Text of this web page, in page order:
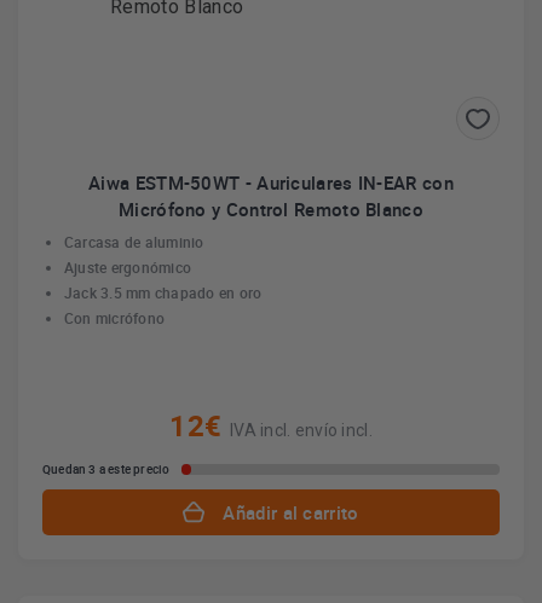
Aiwa ESTM-50WT - Auriculares IN-EAR con
Micrófono y Control Remoto Blanco
Carcasa de aluminio
Ajuste ergonómico
Jack 3.5 mm chapado en oro
Con micrófono
12€ IVA incl. envío incl.
Quedan 3 a este precio
Añadir al carrito